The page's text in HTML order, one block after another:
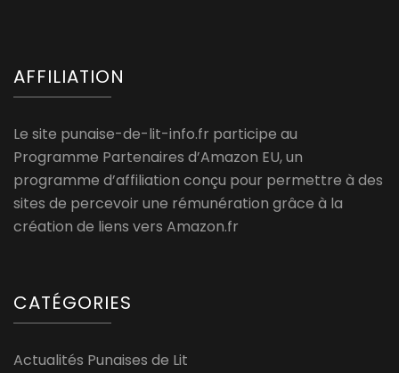
AFFILIATION
Le site punaise-de-lit-info.fr participe au
Programme Partenaires d’Amazon EU, un
programme d’affiliation conçu pour permettre à des
sites de percevoir une rémunération grâce à la
création de liens vers Amazon.fr
CATÉGORIES
Actualités Punaises de Lit